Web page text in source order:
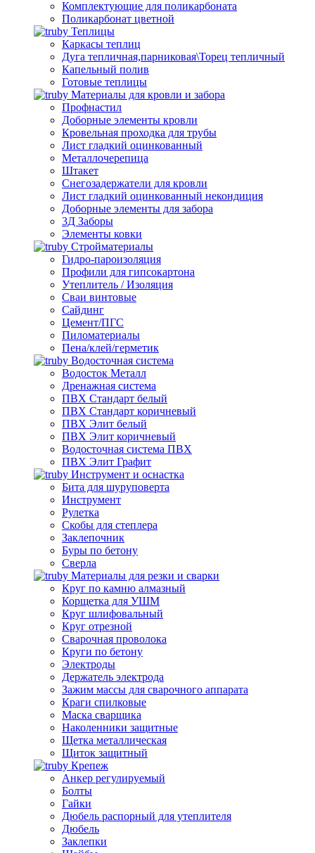
Комплектующие для поликарбоната
Поликарбонат цветной
Теплицы
Каркасы теплиц
Дуга тепличная,парниковая\Торец тепличный
Капельный полив
Готовые теплицы
Материалы для кровли и забора
Профнастил
Доборные элементы кровли
Кровельная проходка для трубы
Лист гладкий оцинкованный
Металлочерепица
Штакет
Снегозадержатели для кровли
Лист гладкий оцинкованный некондиция
Доборные элементы для забора
3Д Заборы
Элементы ковки
Стройматериалы
Гидро-пароизоляция
Профили для гипсокартона
Утеплитель / Изоляция
Сваи винтовые
Сайдинг
Цемент/ПГС
Пиломатериалы
Пена/клей/герметик
Водосточная система
Водосток Металл
Дренажная система
ПВХ Стандарт белый
ПВХ Стандарт коричневый
ПВХ Элит белый
ПВХ Элит коричневый
Водосточная система ПВХ
ПВХ Элит Графит
Инструмент и оснастка
Бита для шуруповерта
Инструмент
Рулетка
Скобы для степлера
Заклепочник
Буры по бетону
Сверла
Материалы для резки и сварки
Круг по камню алмазный
Корщетка для УШМ
Круг шлифовальный
Круг отрезной
Сварочная проволока
Круги по бетону
Электроды
Держатель электрода
Зажим массы для сварочного аппарата
Краги спилковые
Маска сварщика
Наколенники защитные
Щетка металлическая
Щиток защитный
Крепеж
Анкер регулируемый
Болты
Гайки
Дюбель распорный для утеплителя
Дюбель
Заклепки